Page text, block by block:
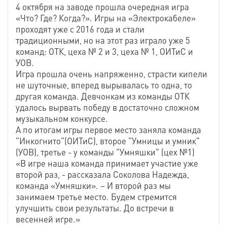
4 октября на заводе прошла очередная игра
«Что? Где? Когда?». Игры на «Электрокабеле»
проходят уже с 2016 года и стали
традиционными, но на этот раз играло уже 5
команд: ОТК, цеха № 2 и 3, цеха № 1, ОИТиС и
УОВ.
Игра прошла очень напряженно, страсти кипели
не шуточные, вперед вырывалась то одна, то
другая команда. Девчонкам из команды ОТК
удалось вырвать победу в достаточно сложном
музыкальном конкурсе.
А по итогам игры первое место заняла команда
"Инкогнито"(ОИТиС), второе "Умницы и умник"
(УОВ), третье - у команды "Умняшки" (цех №1)
«В игре наша команда принимает участие уже
второй раз, - рассказала Соколова Надежда,
команда «Умняшки». – И второй раз мы
занимаем третье место. Будем стремится
улучшить свои результаты. До встречи в
весенней игре.»